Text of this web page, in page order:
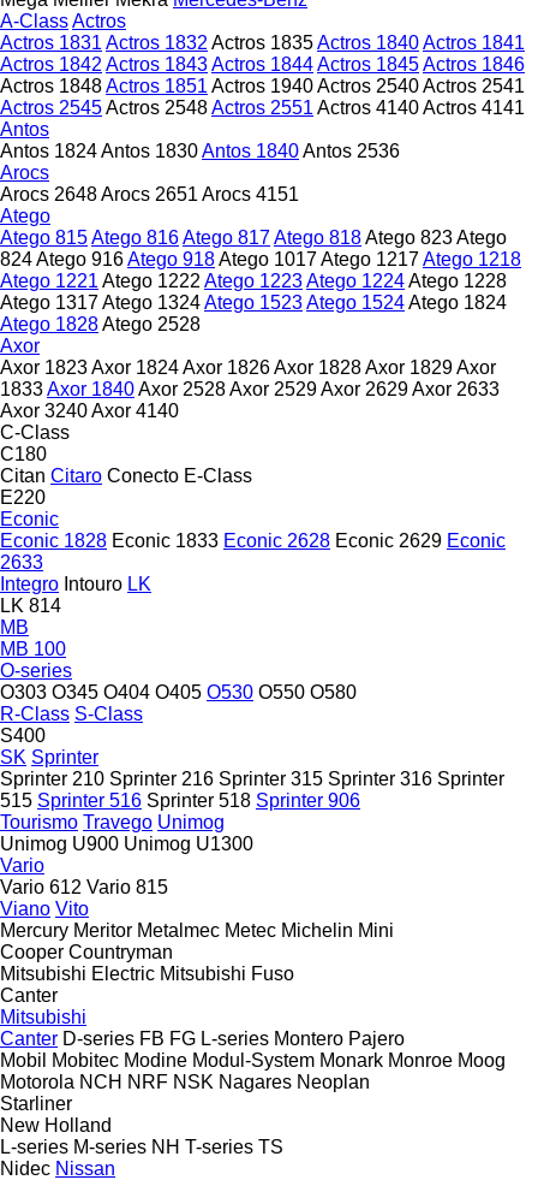
A-ClassActros
Actros 1831 Actros 1832 Actros 1835Actros 1840Actros 1841
Actros 1842 Actros 1843Actros 1844Actros 1845Actros 1846
Actros 1848Actros 1851 Actros 1940Actros 2540Actros 2541
Actros 2545Actros 2548Actros 2551 Actros 4140Actros 4141
Antos
Antos 1824Antos 1830Antos 1840Antos 2536
Arocs
Arocs 2648Arocs 2651 Arocs 4151
Atego
Atego 815Atego 816Atego 817Atego 818Atego 823Atego
824Atego 916Atego 918Atego 1017Atego 1217Atego 1218
Atego 1221 Atego 1222 Atego 1223Atego 1224Atego 1228
Atego 1317Atego 1324Atego 1523Atego 1524Atego 1824
Atego 1828Atego 2528
Axor
Axor 1823Axor 1824Axor 1826Axor 1828Axor 1829Axor
1833Axor 1840Axor 2528Axor 2529Axor 2629Axor 2633
Axor 3240Axor 4140
C-Class
C180
Citan Citaro Conecto E-Class
E220
Econic
Econic 1828 Econic 1833 Econic 2628 Econic 2629 Econic
2633
Integro Intouro LK
LK 814
MB
MB 100
O-series
O303 O345 O404 O405 O530 O550 O580
R-Class S-Class
S400
SK Sprinter
Sprinter 210 Sprinter 216 Sprinter 315 Sprinter 316 Sprinter
515 Sprinter 516 Sprinter 518 Sprinter 906
Tourismo Travego Unimog
Unimog U900 Unimog U1300
Vario
Vario 612 Vario 815
Viano Vito
Mercury Meritor Metalmec Metec Michelin Mini
Cooper Countryman
Mitsubishi Electric Mitsubishi Fuso
Canter
Mitsubishi
Canter D-series FB FG L-series Montero Pajero
Mobil
Mobitec Modine Modul-System Monark Monroe Moog
Motorola NCH NRF NSK Nagares Neoplan
Starliner
New Holland
L-series M-series NH T-series TS
Nidec Nissan